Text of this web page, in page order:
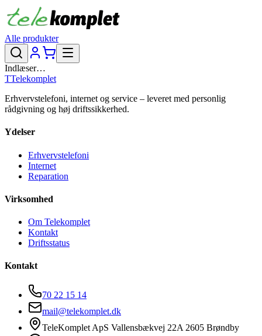
Alle produkter
Indlæser…
TTelekomplet
Erhvervstelefoni, internet og service – leveret med personlig
rådgivning og høj driftssikkerhed.
Ydelser
Erhvervstelefoni
Internet
Reparation
Virksomhed
Om Telekomplet
Kontakt
Driftsstatus
Kontakt
70 22 15 14
mail@telekomplet.dk
TeleKomplet ApS Vallensbækvej 22A 2605 Brøndby